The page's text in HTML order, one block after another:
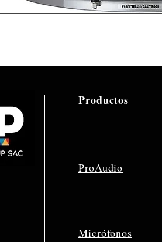
Productos
ProAudio
Micrófonos